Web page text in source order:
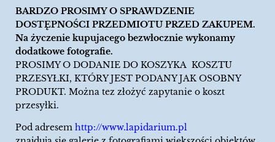
BARDZO PROSIMY O SPRAWDZENIE
DOSTĘPNOŚCI PRZEDMIOTU PRZED ZAKUPEM.
Na życzenie kupujacego bezwłocznie wykonamy
dodatkowe fotografie.
PROSIMY O DODANIE DO KOSZYKA KOSZTU
PRZESYŁKI, KTÓRY JEST PODANY JAK OSOBNY
PRODUKT. Można tez złożyć zapytanie o koszt
przesyłki.
Pod adresem http://www.lapidarium.pl